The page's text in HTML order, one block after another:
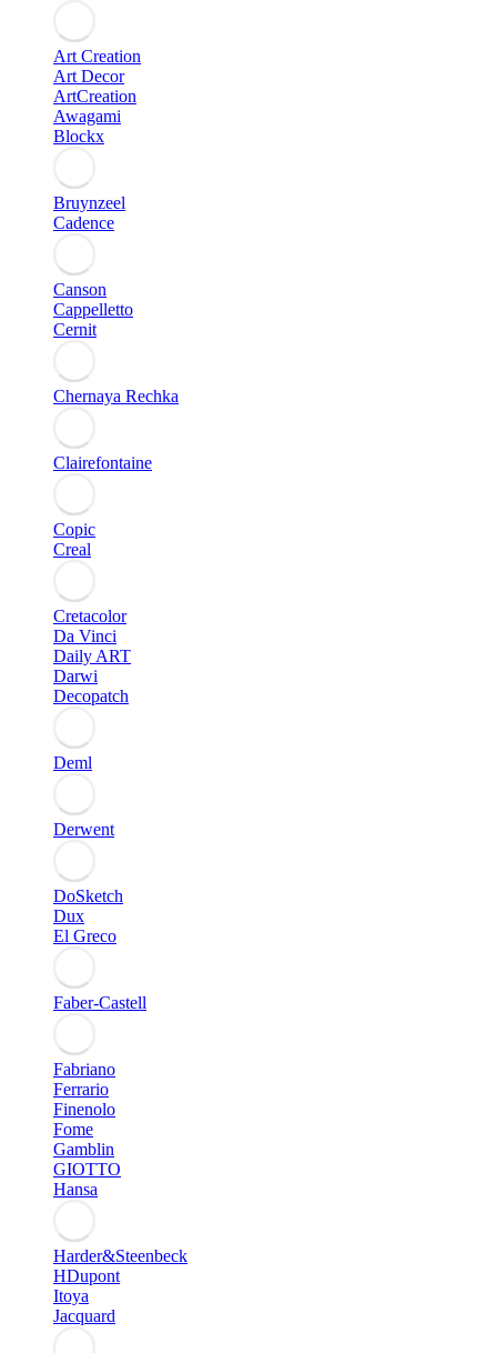
Art Creation
Art Decor
ArtCreation
Awagami
Blockx
Bruynzeel
Cadence
Canson
Cappelletto
Cernit
Chernaya Rechka
Clairefontaine
Copic
Creal
Cretacolor
Da Vinci
Daily ART
Darwi
Decopatch
Deml
Derwent
DoSketch
Dux
El Greco
Faber-Castell
Fabriano
Ferrario
Finenolo
Fome
Gamblin
GIOTTO
Hansa
Harder&Steenbeck
HDupont
Itoya
Jacquard